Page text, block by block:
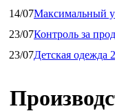
14/07Максимальный
23/07Контроль за
23/07Детская одежда